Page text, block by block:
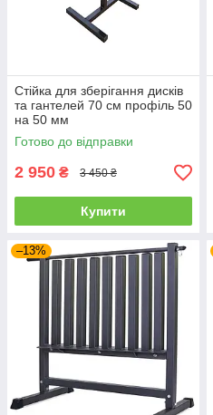
Стійка для зберігання дисків
та гантелей 70 см профіль 50
на 50 мм
Готово до відправки
2 950 ₴ 3 450 ₴
Купити
–13%